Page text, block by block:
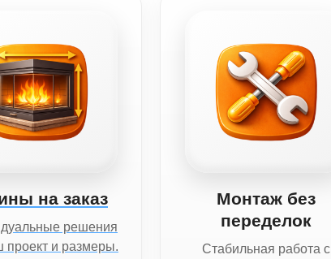
на заказ
решения
проект и размеры.
Монтаж без
переделок
Стабильная работа с